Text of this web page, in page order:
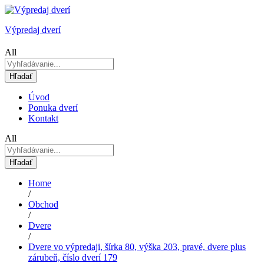
Výpredaj dverí
All
Hľadať
Úvod
Ponuka dverí
Kontakt
All
Hľadať
Home
/
Obchod
/
Dvere
/
Dvere vo výpredaji, šírka 80, výška 203, pravé, dvere plus
zárubeň, číslo dverí 179